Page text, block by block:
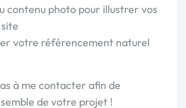
contenu photo pour illustrer vos
votre référencement naturel
à me contacter afin de
de votre projet !